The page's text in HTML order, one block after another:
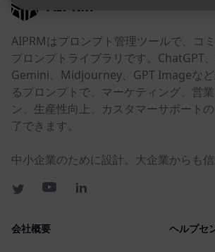
AIPRM
AIPRMはプロンプト管理ツールで、コ
プロンプトライブラリです。ChatGPT、
Gemini、Midjourney、GPT Imageなど
るプロンプトで、マーケティング、営
ン、生産性向上、カスタマーサポート
了できます。
中小企業のために設計。大企業からも信
会社概要 ヘルプセ